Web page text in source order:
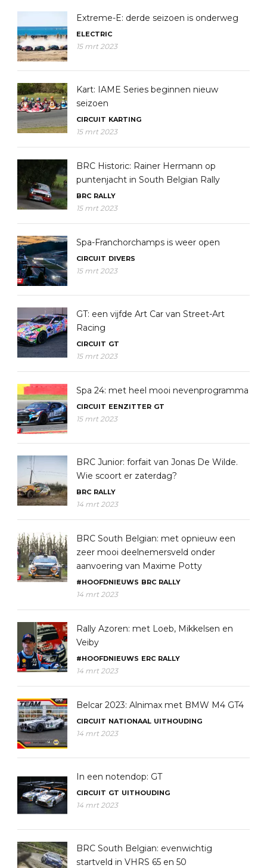
Extreme-E: derde seizoen is onderweg
ELECTRIC
15 mrt 2023
Kart: IAME Series beginnen nieuw
seizoen
CIRCUIT KARTING
15 mrt 2023
BRC Historic: Rainer Hermann op
puntenjacht in South Belgian Rally
BRC RALLY
15 mrt 2023
Spa-Franchorchamps is weer open
CIRCUIT DIVERS
15 mrt 2023
GT: een vijfde Art Car van Street-Art
Racing
CIRCUIT GT
15 mrt 2023
Spa 24: met heel mooi nevenprogramma
CIRCUIT EENZITTER GT
15 mrt 2023
BRC Junior: forfait van Jonas De Wilde.
Wie scoort er zaterdag?
BRC RALLY
14 mrt 2023
BRC South Belgian: met opnieuw een
zeer mooi deelnemersveld onder
aanvoering van Maxime Potty
#HOOFDNIEUWS BRC RALLY
14 mrt 2023
Rally Azoren: met Loeb, Mikkelsen en
Veiby
#HOOFDNIEUWS ERC RALLY
14 mrt 2023
Belcar 2023: Alnimax met BMW M4 GT4
CIRCUIT NATIONAAL UITHOUDING
14 mrt 2023
In een notendop: GT
CIRCUIT GT UITHOUDING
14 mrt 2023
BRC South Belgian: evenwichtig
startveld in VHRS 65 en 50